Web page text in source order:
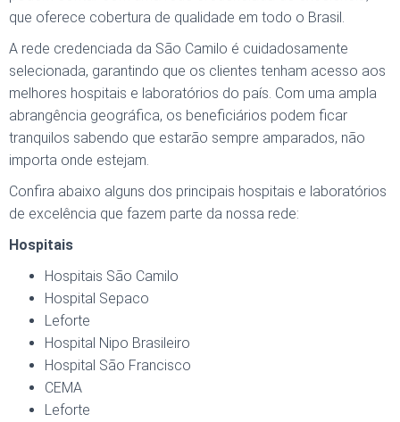
que oferece cobertura de qualidade em todo o Brasil.
A rede credenciada da São Camilo é cuidadosamente
selecionada, garantindo que os clientes tenham acesso aos
melhores hospitais e laboratórios do país. Com uma ampla
abrangência geográfica, os beneficiários podem ficar
tranquilos sabendo que estarão sempre amparados, não
importa onde estejam.
Confira abaixo alguns dos principais hospitais e laboratórios
de excelência que fazem parte da nossa rede:
Hospitais
Hospitais São Camilo
Hospital Sepaco
Leforte
Hospital Nipo Brasileiro
Hospital São Francisco
CEMA
Leforte